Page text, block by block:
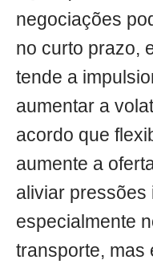
negociações
no curto prazo,
tende a
aumentar a
acordo que
aumente a
aliviar pressões
especialmente
transporte, mas